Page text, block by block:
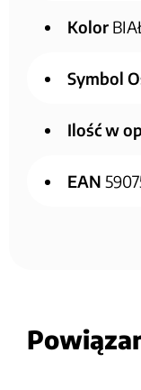
Kolor
Symbol
Ilość w
EAN